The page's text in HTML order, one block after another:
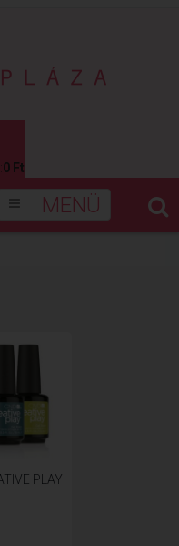
0 Ft
MENÜ
PLAY